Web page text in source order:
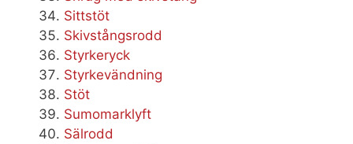
Sittstöt
Skivstångsrodd
Styrkeryck
Styrkevändning
Stöt
Sumomarklyft
Sälrodd